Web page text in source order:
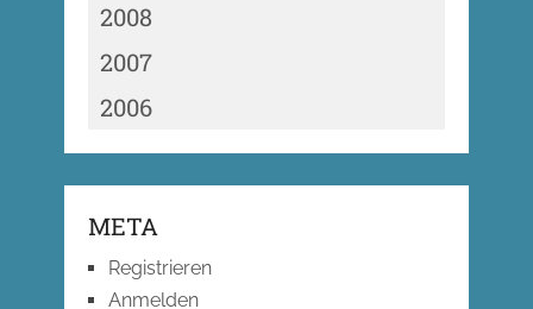
2008
2007
2006
META
Registrieren
Anmelden